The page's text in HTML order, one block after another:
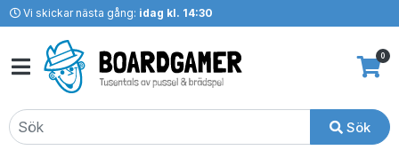
Vi skickar nästa gång: idag kl. 14:30
Sök
0